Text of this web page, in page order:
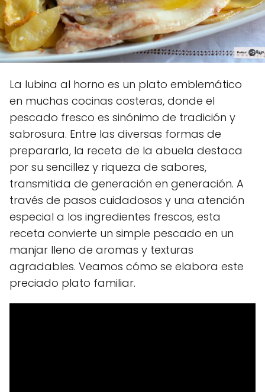
La lubina al horno es un plato emblemático
en muchas cocinas costeras, donde el
pescado fresco es sinónimo de tradición y
sabrosura. Entre las diversas formas de
prepararla, la receta de la abuela destaca
por su sencillez y riqueza de sabores,
transmitida de generación en generación. A
través de pasos cuidadosos y una atención
especial a los ingredientes frescos, esta
receta convierte un simple pescado en un
manjar lleno de aromas y texturas
agradables. Veamos cómo se elabora este
preciado plato familiar.